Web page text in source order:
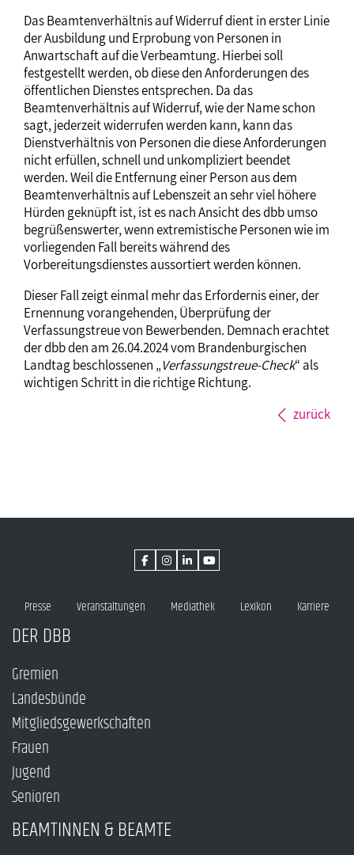
Das Beamtenverhältnis auf Widerruf dient in erster Linie
der Ausbildung und Erprobung von Personen in
Anwartschaft auf die Verbeamtung. Hierbei soll
festgestellt werden, ob diese den Anforderungen des
öffentlichen Dienstes entsprechen. Da das
Beamtenverhältnis auf Widerruf, wie der Name schon
sagt, jederzeit widerrufen werden kann, kann das
Dienstverhältnis von Personen die diese Anforderungen
nicht erfüllen, schnell und unkompliziert beendet
werden. Weil die Entfernung einer Person aus dem
Beamtenverhältnis auf Lebenszeit an sehr viel höhere
Hürden geknüpft ist, ist es nach Ansicht des dbb umso
begrüßenswerter, wenn extremistische Personen wie im
vorliegenden Fall bereits während des
Vorbereitungsdienstes aussortiert werden können.
Dieser Fall zeigt einmal mehr das Erfordernis einer, der
Ernennung vorangehenden, Überprüfung der
Verfassungstreue von Bewerbenden. Demnach erachtet
der dbb den am 26.04.2024 vom Brandenburgischen
Landtag beschlossenen „Verfassungstreue-Check“ als
wichtigen Schritt in die richtige Richtung.
zurück
Presse Veranstaltungen Mediathek Lexikon Karriere
DER DBB
Gremien
Landesbünde
Mitgliedsgewerkschaften
Frauen
Jugend
Senioren
BEAMTINNEN & BEAMTE